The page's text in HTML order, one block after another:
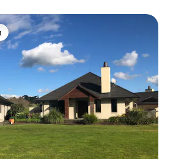
տները